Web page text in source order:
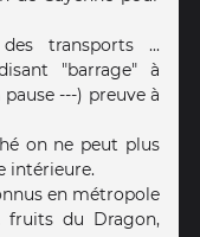
transports ...
"barrage" à
---) preuve à
on ne peut plus
intérieure.
en métropole
fruits du Dragon,